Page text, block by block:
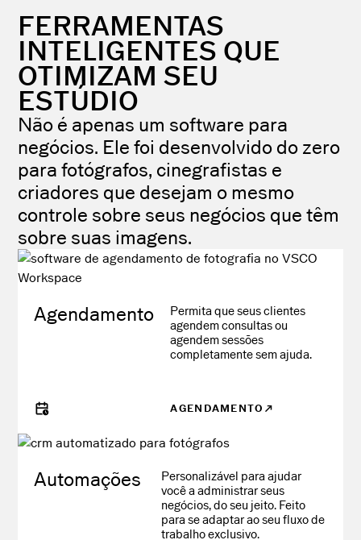
FERRAMENTAS
INTELIGENTES QUE
OTIMIZAM SEU
ESTÚDIO
Não é apenas um software para
negócios. Ele foi desenvolvido do zero
para fotógrafos, cinegrafistas e
criadores que desejam o mesmo
controle sobre seus negócios que têm
sobre suas imagens.
Agendamento
Permita que seus clientes
agendem consultas ou
agendem sessões
completamente sem ajuda.
AGENDAMENTO
Automações
Personalizável para ajudar
você a administrar seus
negócios, do seu jeito. Feito
para se adaptar ao seu fluxo de
trabalho exclusivo.